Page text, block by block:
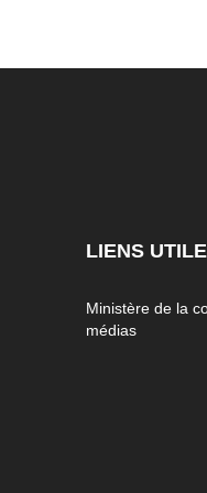
LIENS
Ministère de la
médias